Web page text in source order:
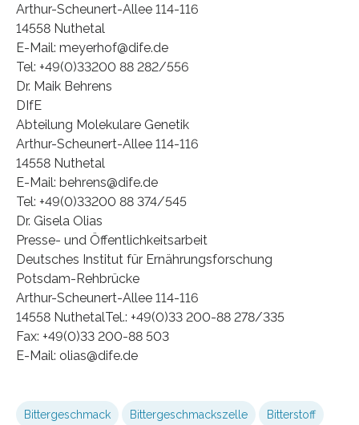
Arthur-Scheunert-Allee 114-116
14558 Nuthetal
E-Mail: meyerhof@dife.de
Tel: +49(0)33200 88 282/556
Dr. Maik Behrens
DIfE
Abteilung Molekulare Genetik
Arthur-Scheunert-Allee 114-116
14558 Nuthetal
E-Mail: behrens@dife.de
Tel: +49(0)33200 88 374/545
Dr. Gisela Olias
Presse- und Öffentlichkeitsarbeit
Deutsches Institut für Ernährungsforschung
Potsdam-Rehbrücke
Arthur-Scheunert-Allee 114-116
14558 NuthetalTel.: +49(0)33 200-88 278/335
Fax: +49(0)33 200-88 503
E-Mail: olias@dife.de
Bittergeschmack Bittergeschmackszelle Bitterstoff